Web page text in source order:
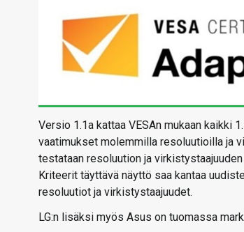
Versio 1.1a kattaa VESAn mukaan kaikki
vaatimukset molemmilla resoluutioilla ja
testataan resoluution ja
Kriteerit täyttävä näyttö saa kantaa
resoluutiot ja virkistystaajuudet.
LG:n lisäksi myös Asus on tuomassa